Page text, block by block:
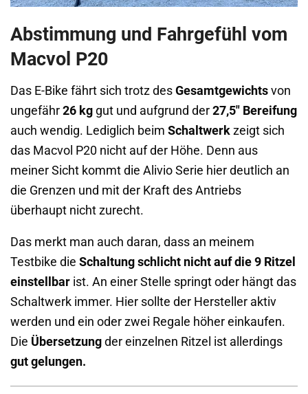
Abstimmung und Fahrgefühl vom
Macvol P20
Das E-Bike fährt sich trotz des Gesamtgewichts von
ungefähr 26 kg gut und aufgrund der 27,5″ Bereifung
auch wendig. Lediglich beim Schaltwerk zeigt sich
das Macvol P20 nicht auf der Höhe. Denn aus
meiner Sicht kommt die Alivio Serie hier deutlich an
die Grenzen und mit der Kraft des Antriebs
überhaupt nicht zurecht.
Das merkt man auch daran, dass an meinem
Testbike die Schaltung schlicht nicht auf die 9 Ritzel
einstellbar ist. An einer Stelle springt oder hängt das
Schaltwerk immer. Hier sollte der Hersteller aktiv
werden und ein oder zwei Regale höher einkaufen.
Die Übersetzung der einzelnen Ritzel ist allerdings
gut gelungen.